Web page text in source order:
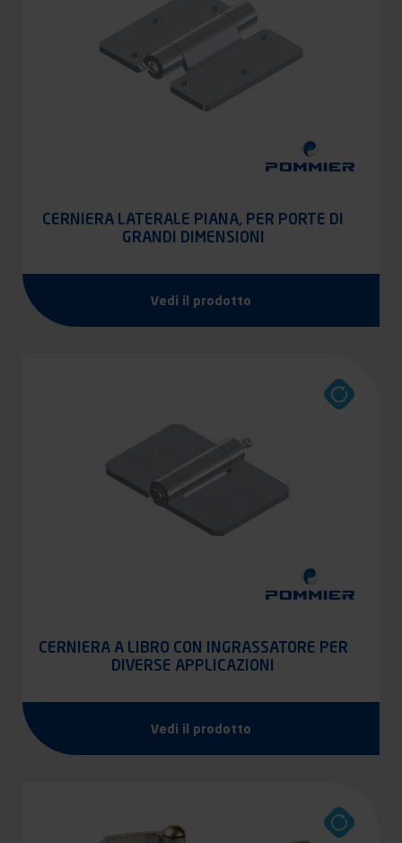
CERNIERA LATERALE PIANA, PER PORTE DI
GRANDI DIMENSIONI
Vedi il prodotto
CERNIERA A LIBRO CON INGRASSATORE PER
DIVERSE APPLICAZIONI
Vedi il prodotto